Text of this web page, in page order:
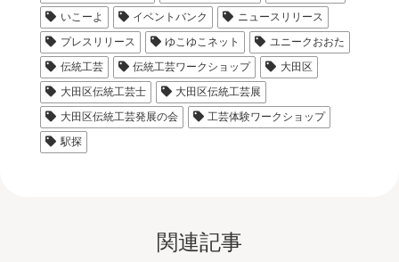
いこーよ
イベントバンク
ニュースリリース
プレスリリース
ゆこゆこネット
ユニークおおた
伝統工芸
伝統工芸ワークショップ
大田区
大田区伝統工芸士
大田区伝統工芸展
大田区伝統工芸発展の会
工芸体験ワークショップ
駅探
関連記事